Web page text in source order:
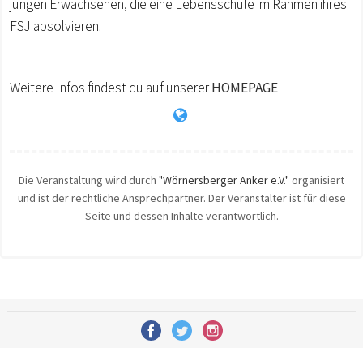
jungen Erwachsenen, die eine Lebensschule im Rahmen ihres
FSJ absolvieren.
Weitere Infos findest du auf unsererHOMEPAGE
Die Veranstaltung wird durch "Wörnersberger Anker e.V." organisiert
und ist der rechtliche Ansprechpartner. Der Veranstalter ist für diese
Seite und dessen Inhalte verantwortlich.